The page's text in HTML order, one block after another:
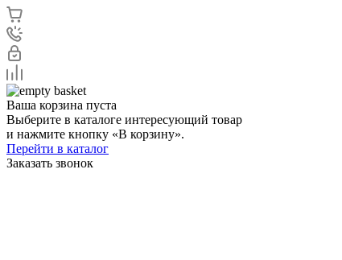
Ваша корзина пуста
Выберите в каталоге интересующий товар
и нажмите кнопку «В корзину».
Перейти в каталог
Заказать звонок